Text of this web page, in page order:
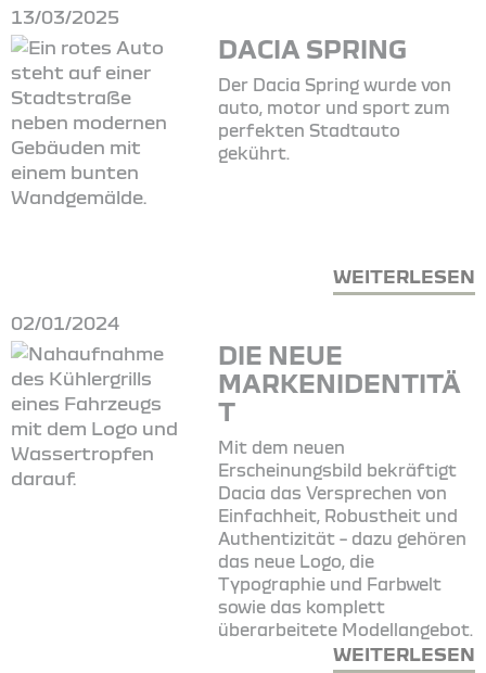
13/03/2025
DACIA SPRING
Der Dacia Spring wurde von
auto, motor und sport zum
perfekten Stadtauto
gekührt.
WEITERLESEN
02/01/2024
DIE NEUE
MARKENIDENTITÄ
T
Mit dem neuen
Erscheinungsbild bekräftigt
Dacia das Versprechen von
Einfachheit, Robustheit und
Authentizität – dazu gehören
das neue Logo, die
Typographie und Farbwelt
sowie das komplett
überarbeitete Modellangebot.
WEITERLESEN